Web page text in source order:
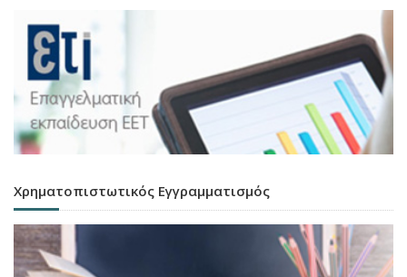
Χρηματοπιστωτικός Εγγραμματισμός